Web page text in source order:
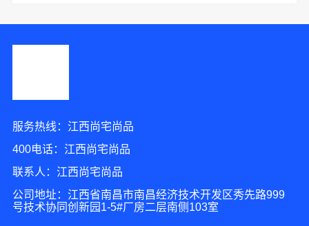
服务热线：江西尚宅尚品
400电话：江西尚宅尚品
联系人：江西尚宅尚品
公司地址：江西省南昌市南昌经济技术开发区秀先路999
号技术协同创新园1-5#厂房二层南侧103室